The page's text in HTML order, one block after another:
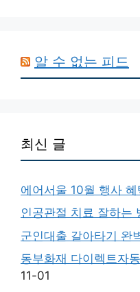
알 수 없는 피드
최신 글
에어서울 10월 행사
인공관절 치료 잘하는
군인대출 갈아타기 완
동부화재 다이렉트자
11-01